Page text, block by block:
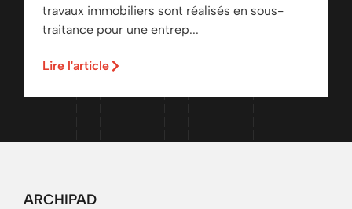
travaux immobiliers sont réalisés en sous-
traitance pour une entrep...
Lire l'article
ARCHIPAD